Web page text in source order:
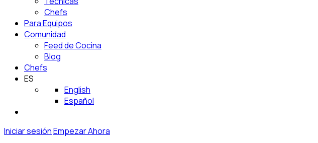
Chefs
Para Equipos
Comunidad
Feed de Cocina
Blog
Chefs
ES
English
Español
Iniciar sesiónEmpezar Ahora